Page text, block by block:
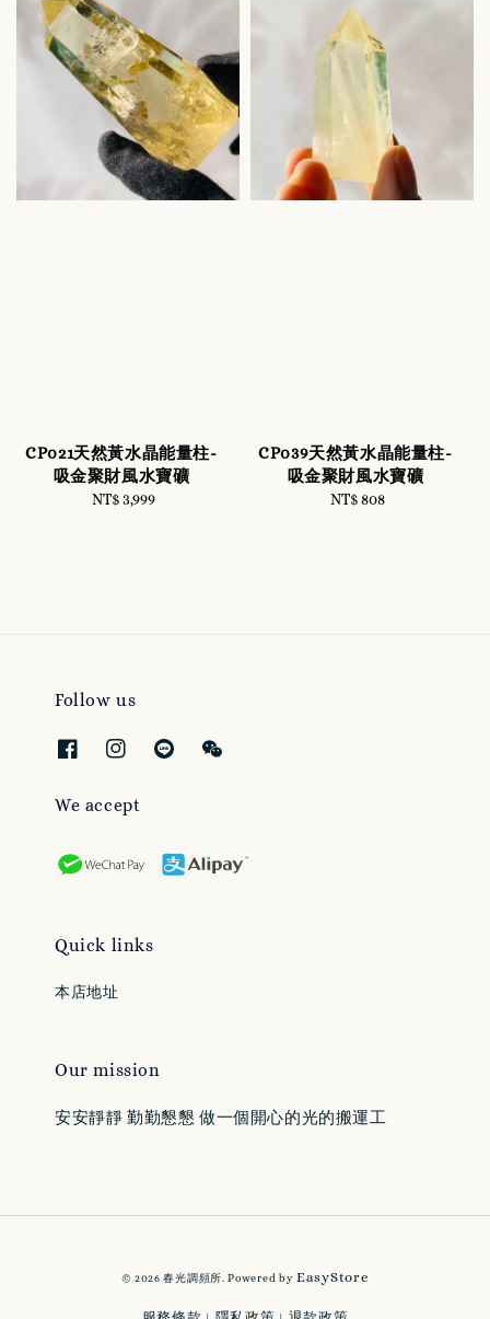
CP021天然黃水晶能量柱-
吸金聚財風水寶礦
Regular
NT$ 3,999
CP039天然黃水晶能量柱-
吸金聚財風水寶礦
Regular
NT$ 808
Follow us
We accept
Quick links
本店地址
Our mission
安安靜靜 勤勤懇懇 做一個開心的光的搬運工
© 2026 春光調頻所. Powered byEasyStore